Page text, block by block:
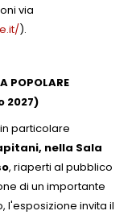
via
).
POPOLARE
2027)
particolare
nella Sala
, riaperti al pubblico
di un importante
l'esposizione invita il